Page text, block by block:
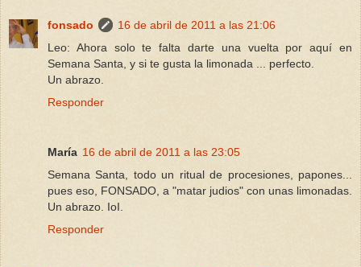
fonsado
16 de abril de 2011 a las 21:06
Leo: Ahora solo te falta darte una vuelta por aquí en
Semana Santa, y si te gusta la limonada ... perfecto.
Un abrazo.
Responder
María 16 de abril de 2011 a las 23:05
Semana Santa, todo un ritual de procesiones, papones...
pues eso, FONSADO, a "matar judios" con unas limonadas.
Un abrazo. IoI.
Responder